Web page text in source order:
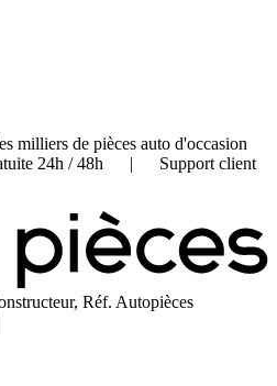
milliers de pièces auto d'occasion
24h / 48h | Support client
Réf. Autopièces